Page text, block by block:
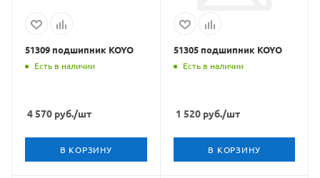
51309 подшипник KOYO
Есть в наличии
4 570 руб./шт
В КОРЗИНУ
51305 подшипник KOYO
Есть в наличии
1 520руб./шт
В КОРЗИНУ